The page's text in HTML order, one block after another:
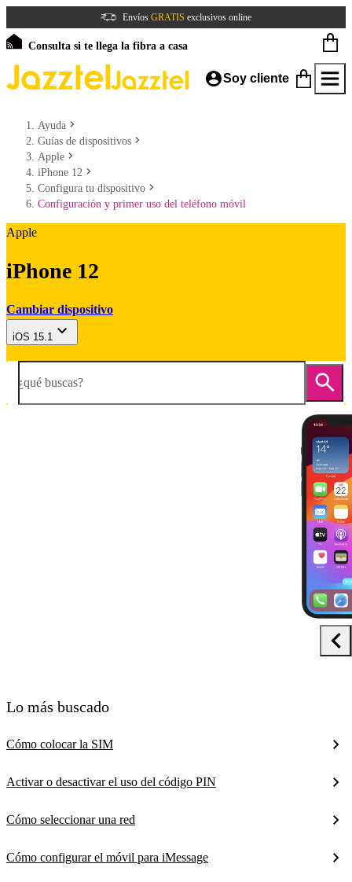
Envíos GRATIS exclusivos online
Consulta si te llega la fibra a casa
Soy cliente
Ayuda
Guías de dispositivos
Apple
iPhone 12
Configura tu dispositivo
Configuración y primer uso del teléfono móvil
Apple
iPhone 12
Cambiar dispositivo
iOS 15.1
¿qué buscas?
Lo más buscado
Cómo colocar la SIM
Activar o desactivar el uso del código PIN
Cómo seleccionar una red
Cómo configurar el móvil para iMessage